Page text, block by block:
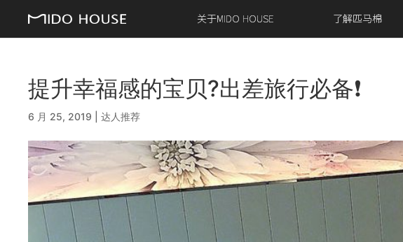
关于MIDO HOUSE 了解匹马棉
提升幸福感的宝贝?出差旅行必备❗️
6 月 25, 2019 |达人推荐